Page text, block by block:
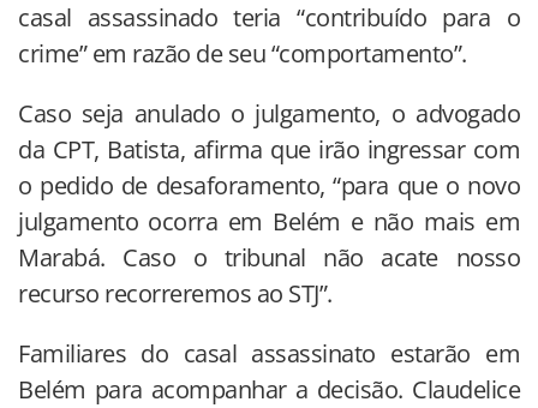
casal assassinado teria “contribuído para o
crime” em razão de seu “comportamento”.
Caso seja anulado o julgamento, o advogado
da CPT, Batista, afirma que irão ingressar com
o pedido de desaforamento, “para que o novo
julgamento ocorra em Belém e não mais em
Marabá. Caso o tribunal não acate nosso
recurso recorreremos ao STJ”.
Familiares do casal assassinato estarão em
Belém para acompanhar a decisão. Claudelice